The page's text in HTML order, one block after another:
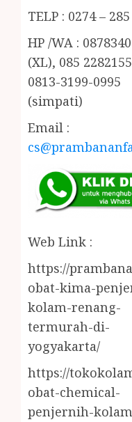
TELP : 0274 –
HP /WA :
(XL), 085
0813-3199-0995
(simpati)
Email :
Web Link :
https://
obat-kima-
kolam-renang-
termurah-di-
yogyakarta/
https://
obat-chemical-
penjernih-